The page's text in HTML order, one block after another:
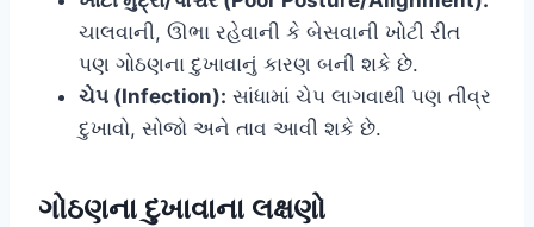
ચાલવાની, ઊભા રહેવાની કે બેસવાની ખોટી રીત
પણ ગોઠણના દુખાવાનું કારણ બની શકે છે.
ચેપ (Infection): સાંધામાં ચેપ લાગવાથી પણ તીવ્ર
દુખાવો, સોજો અને તાવ આવી શકે છે.
ગોઠણના દુખાવાના લક્ષણો